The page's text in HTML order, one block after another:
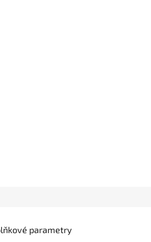
parametry